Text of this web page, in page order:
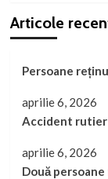
Articole
Persoane
aprilie 6, 2026
Accident rutier
aprilie 6, 2026
Două